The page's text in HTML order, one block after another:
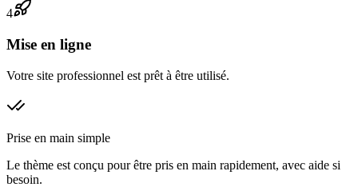
4
Mise en ligne
Votre site professionnel est prêt à être utilisé.
Prise en main simple
Le thème est conçu pour être pris en main rapidement, avec aide si
besoin.